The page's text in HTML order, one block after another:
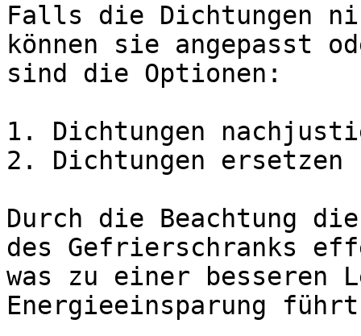
Falls die Dichtungen
können sie angepasst
sind die Optionen:
1. Dichtungen
2. Dichtungen ersetzen
Durch die Beachtung
des Gefrierschranks
was zu einer besseren